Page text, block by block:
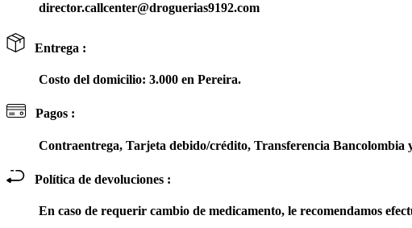
director.callcenter@droguerias9192.com
Entrega :
Costo del domicilio: 3.000 en Pereira.
Pagos :
Contraentrega, Tarjeta debido/crédito, Transferencia Bancolombia
Política de devoluciones :
En caso de requerir cambio de medicamento, le recomendamos